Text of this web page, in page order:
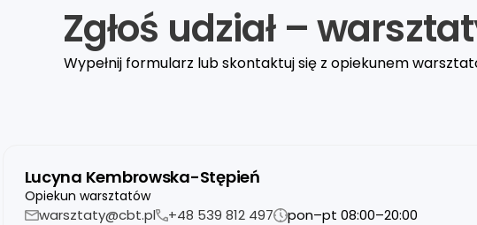
Zgłoś udział –
Wypełnij formularz lub skontaktuj się z opiekunem
Lucyna Kembrowska-Stępień
Opiekun warsztatów
warsztaty@cbt.pl +48 539 812 497 pon–pt 08:00–20:00